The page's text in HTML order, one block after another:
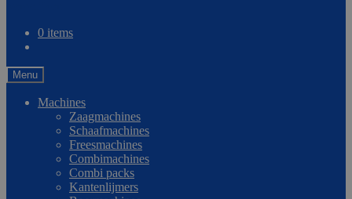
0 items
Menu
Machines
Zaagmachines
Schaafmachines
Freesmachines
Combimachines
Combi packs
Kantenlijmers